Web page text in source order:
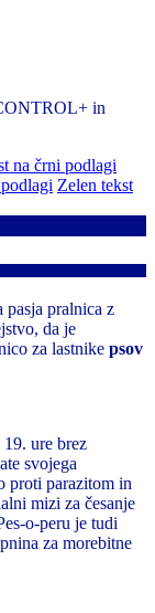
in
na črni podlagi
Zelen tekst
pralnica z
da je
za lastnike psov
ure brez
svojega
proti parazitom in
mizi za česanje
o-peru je tudi
za morebitne